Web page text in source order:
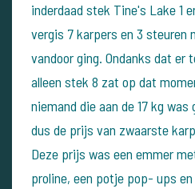
inderdaad stek Tine's Lake 1
vergis 7 karpers en 3 steuren
vandoor ging. Ondanks dat er
alleen stek 8 zat op dat
niemand die aan de 17 kg
dus de prijs van zwaarste
Deze prijs was een emmer
proline, een potje pop- ups